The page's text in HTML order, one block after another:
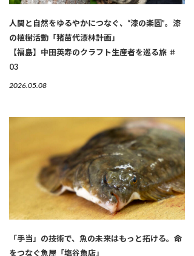
人間と自然をゆるやかにつなぐ、“漆の楽園”。漆
の植樹活動「猪苗代漆林計画」
【福島】中田英寿のクラフト生産者を巡る旅 ＃
03
2026.05.08
「手当」の技術で、魚の未来はもっと拓ける。命
をつなぐ魚屋「塩谷魚店」